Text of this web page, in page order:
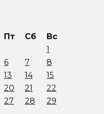
Пт Сб
Вс
1
6 7
8
13 14
15
20 21
22
27 28
29